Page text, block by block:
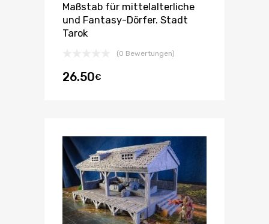
Maßstab für mittelalterliche
und Fantasy-Dörfer. Stadt
Tarok
(0 Bewertungen)
26.50€